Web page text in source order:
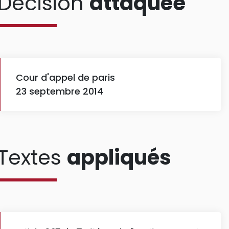
Cour d'appel de paris
23 septembre 2014
appliqués